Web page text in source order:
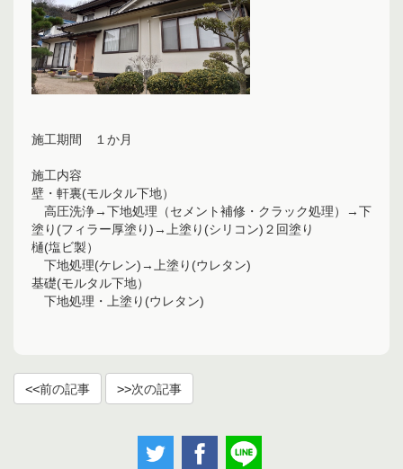
施工期間 １か月
施工内容
壁・軒裏(モルタル下地）
高圧洗浄→下地処理（セメント補修・クラック処理）→下
塗り(フィラー厚塗り)→上塗り(シリコン)２回塗り
樋(塩ビ製）
下地処理(ケレン)→上塗り(ウレタン)
基礎(モルタル下地）
下地処理・上塗り(ウレタン)
前の記事 次の記事